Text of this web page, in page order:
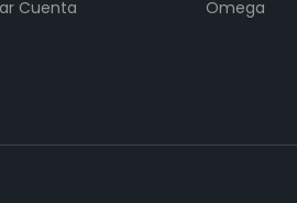
Cuenta
Omega